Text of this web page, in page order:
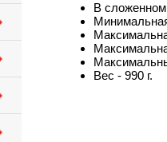
В
Вес - 990 г.